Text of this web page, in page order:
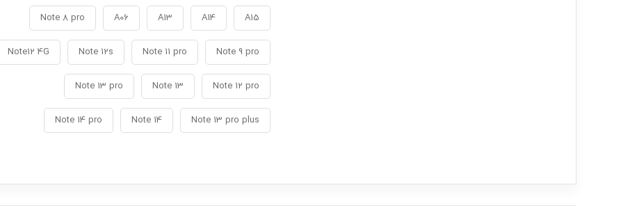
A15
A14
A13
A06
Note 8 pro
Note 9 pro
Note 11 pro
Note 12s
Note12 4G
Note 12 pro
Note 13
Note 13 pro
Note 13 pro plus
Note 14
Note 14 pro